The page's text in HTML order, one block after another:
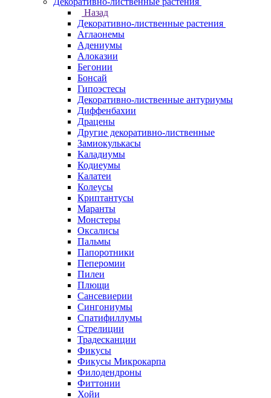
Назад
Декоративно-лиственные растения
Аглаонемы
Адениумы
Алоказии
Бегонии
Бонсай
Гипоэстесы
Декоративно-лиственные антуриумы
Диффенбахии
Драцены
Другие декоративно-лиственные
Замиокулькасы
Каладиумы
Кодиеумы
Калатеи
Колеусы
Криптантусы
Маранты
Монстеры
Оксалисы
Пальмы
Папоротники
Пеперомии
Пилеи
Плющи
Сансевиерии
Сингониумы
Спатифиллумы
Стрелиции
Традесканции
Фикусы
Фикусы Микрокарпа
Филодендроны
Фиттонии
Хойи